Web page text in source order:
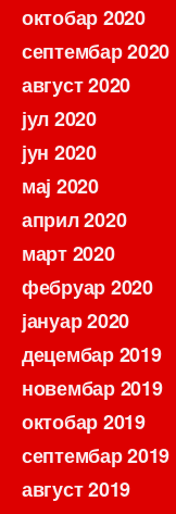
октобар 2020
септембар 2020
август 2020
јул 2020
јун 2020
мај 2020
април 2020
март 2020
фебруар 2020
јануар 2020
децембар 2019
новембар 2019
октобар 2019
септембар 2019
август 2019